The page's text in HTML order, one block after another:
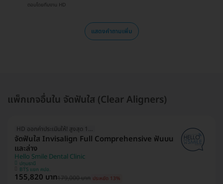
ตอบโดยทีมงาน HD
แสดงคำถามเพิ่ม
แพ็กเกจอื่นใน จัดฟันใส (Clear Aligners)
HD ออกค่าประเมินให้! สูงสุด 1500 บ.
จัดฟันใส Invisalign Full Comprehensive ฟันบน
และล่าง
Hello Smile Dental Clinic
ปทุมธานี
BTS แยก คปอ.
155,820 บาท179,000 บาท ประหยัด 13%